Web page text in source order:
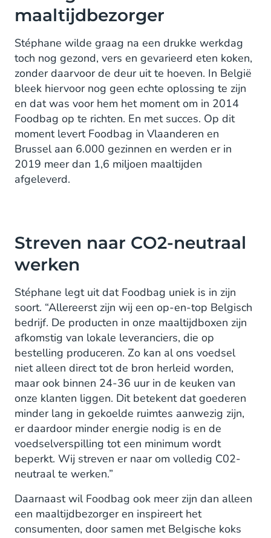
maaltijdbezorger
Stéphane wilde graag na een drukke werkdag
toch nog gezond, vers en gevarieerd eten koken,
zonder daarvoor de deur uit te hoeven. In België
bleek hiervoor nog geen echte oplossing te zijn
en dat was voor hem het moment om in 2014
Foodbag op te richten. En met succes. Op dit
moment levert Foodbag in Vlaanderen en
Brussel aan 6.000 gezinnen en werden er in
2019 meer dan 1,6 miljoen maaltijden
afgeleverd.
Streven naar CO2-neutraal
werken
Stéphane legt uit dat Foodbag uniek is in zijn
soort. “Allereerst zijn wij een op-en-top Belgisch
bedrijf. De producten in onze maaltijdboxen zijn
afkomstig van lokale leveranciers, die op
bestelling produceren. Zo kan al ons voedsel
niet alleen direct tot de bron herleid worden,
maar ook binnen 24-36 uur in de keuken van
onze klanten liggen. Dit betekent dat goederen
minder lang in gekoelde ruimtes aanwezig zijn,
er daardoor minder energie nodig is en de
voedselverspilling tot een minimum wordt
beperkt. Wij streven er naar om volledig C02-
neutraal te werken.”
Daarnaast wil Foodbag ook meer zijn dan alleen
een maaltijdbezorger en inspireert het
consumenten, door samen met Belgische koks